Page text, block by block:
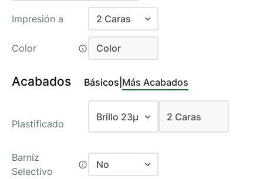
Estucado Mate 170 g/m2
Impresión a
2 Caras
1 Cara
2 Caras
Color
Color
Acabados Básicos Más Acabados
Plastificado
Brillo 23µ
Brillo 23µ
2 Caras
Barniz
Selectivo
No